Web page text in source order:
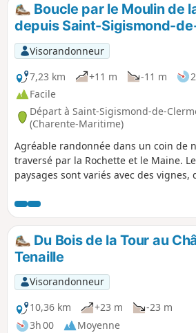
Boucle par le Moulin de
depuis Saint-Sigismond-
Visorandonneur
7,23 km
+11 m -11 m
Facile
Départ à Saint-Sigismond-de-
(Charente-Maritime)
Agréable randonnée dans un coin de
traversé par la Rochette et le Maine.
paysages sont variés avec des vignes,
cultures, mais aussi des vergers
poires). Sur le parcours, on peut voir
fermes de ce joli coin de campagne
saintongeaise.
Du Bois de la Tour au
Tenaille
Visorandonneur
10,36 km
+23 m
-23 m
3h 00
Moyenne